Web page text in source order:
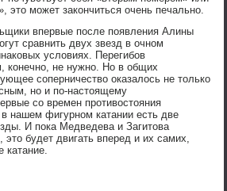
это может закончиться очень печально.
впервые после появления Алины
сравнить двух звезд в очном
условиях. Перегибов
конечно, не нужно. Но в общих
соперничество оказалось не только
но и по-настоящему
со времен противостояния
нашем фигурном катании есть две
И пока Медведева и Загитова
это будет двигать вперед и их самих,
катание.